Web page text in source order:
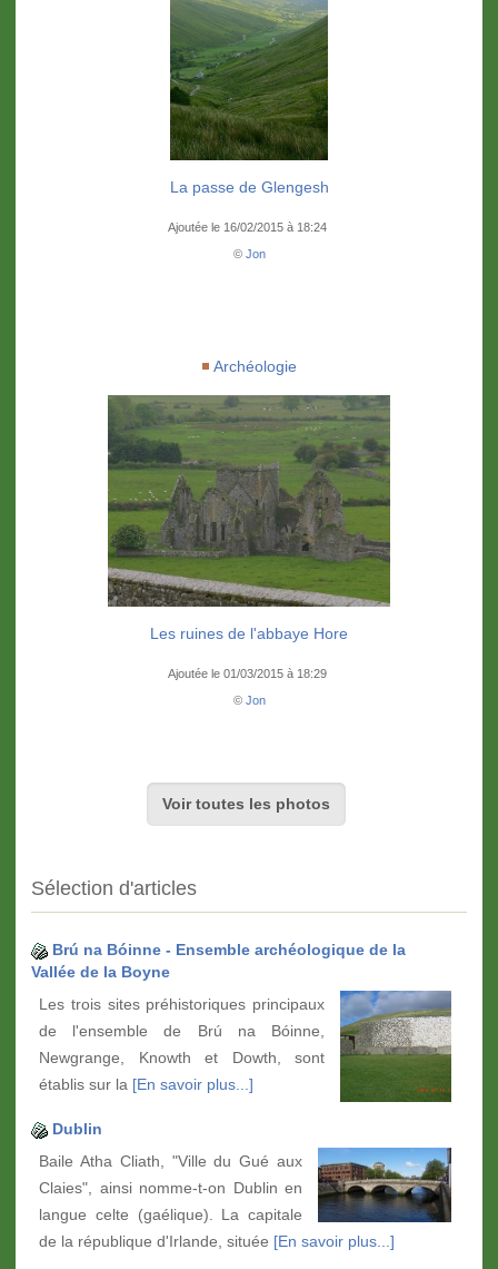
La passe de Glengesh
Ajoutée le 16/02/2015 à 18:24
© Jon
Archéologie
Les ruines de l'abbaye Hore
Ajoutée le 01/03/2015 à 18:29
© Jon
Voir toutes les photos
Sélection d'articles
Brú na Bóinne - Ensemble archéologique de la
Vallée de la Boyne
Les trois sites préhistoriques principaux
de l'ensemble de Brú na Bóinne,
Newgrange, Knowth et Dowth, sont
établis sur la [En savoir plus...]
Dublin
Baile Atha Cliath, "Ville du Gué aux
Claies", ainsi nomme-t-on Dublin en
langue celte (gaélique). La capitale
de la république d'Irlande, située [En savoir plus...]